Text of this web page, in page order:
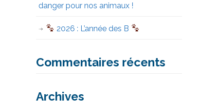
danger pour nos animaux !
2026 : L’année des B
Commentaires récents
Archives